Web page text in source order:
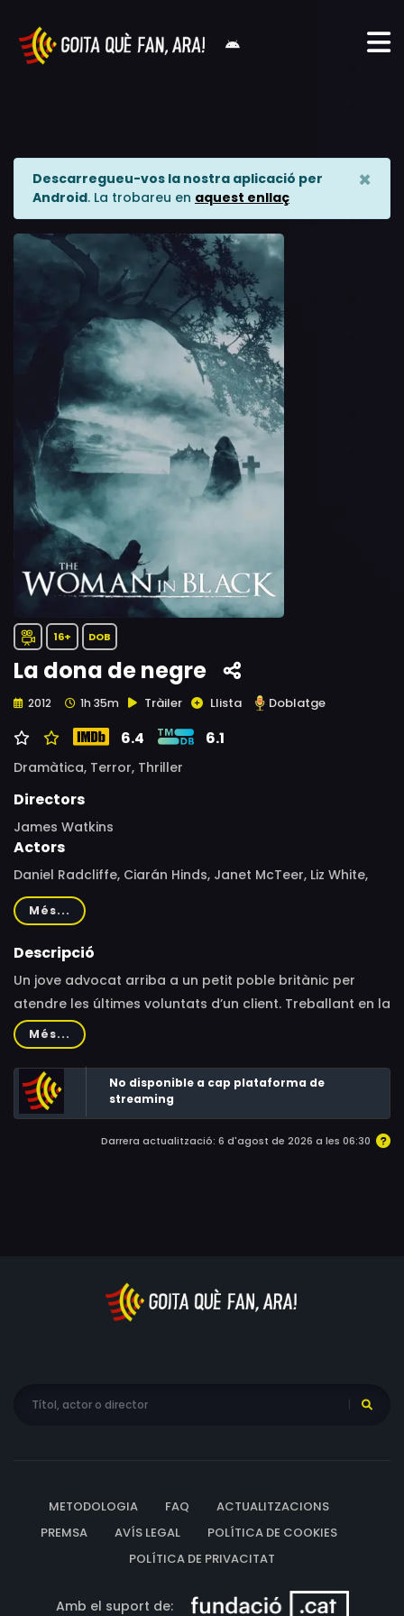
Descarregueu-vos la nostra aplicació per
Android. La trobareu en aquest enllaç
×
16+ DOB
La dona de negre
2012 1h 35m Tràiler Llista Doblatge
6.4 6.1
Dramàtica, Terror, Thriller
Directors
James Watkins
Actors
Daniel Radcliffe, Ciarán Hinds, Janet McTeer, Liz White,
Tim McMullan, Jessica Raine, Shaun Dooley, Mary
Stockley, Roger Allam, Daniel Cerqueira, David Burke,
Sophie Stuckey, Misha Handley, Aoife Doherty, Victor
Sidney Johnston, Alfie Field, Cathy Sara, Emma Shorey,
Molly Harmon, Ellisa Walker-Reid, Lucy May Barker, Indira
Ainger, Andy Robb
Més...
Descripció
Un jove advocat arriba a un petit poble britànic per
atendre les últimes voluntats d’un client. Treballant en la
casa del difunt, aïllada i sinistra, es troba amb una
misteriosa dona vestida de negre
Més...
No disponible a cap plataforma de
streaming
Darrera actualització: 6 d'agost de 2026 a les 06:30
METODOLOGIA FAQ
ACTUALITZACIONS
PREMSA
AVÍS LEGAL
POLÍTICA DE COOKIES
POLÍTICA DE PRIVACITAT
Amb el suport de: